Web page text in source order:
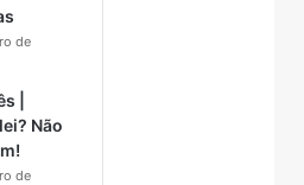
de
|
Não
de